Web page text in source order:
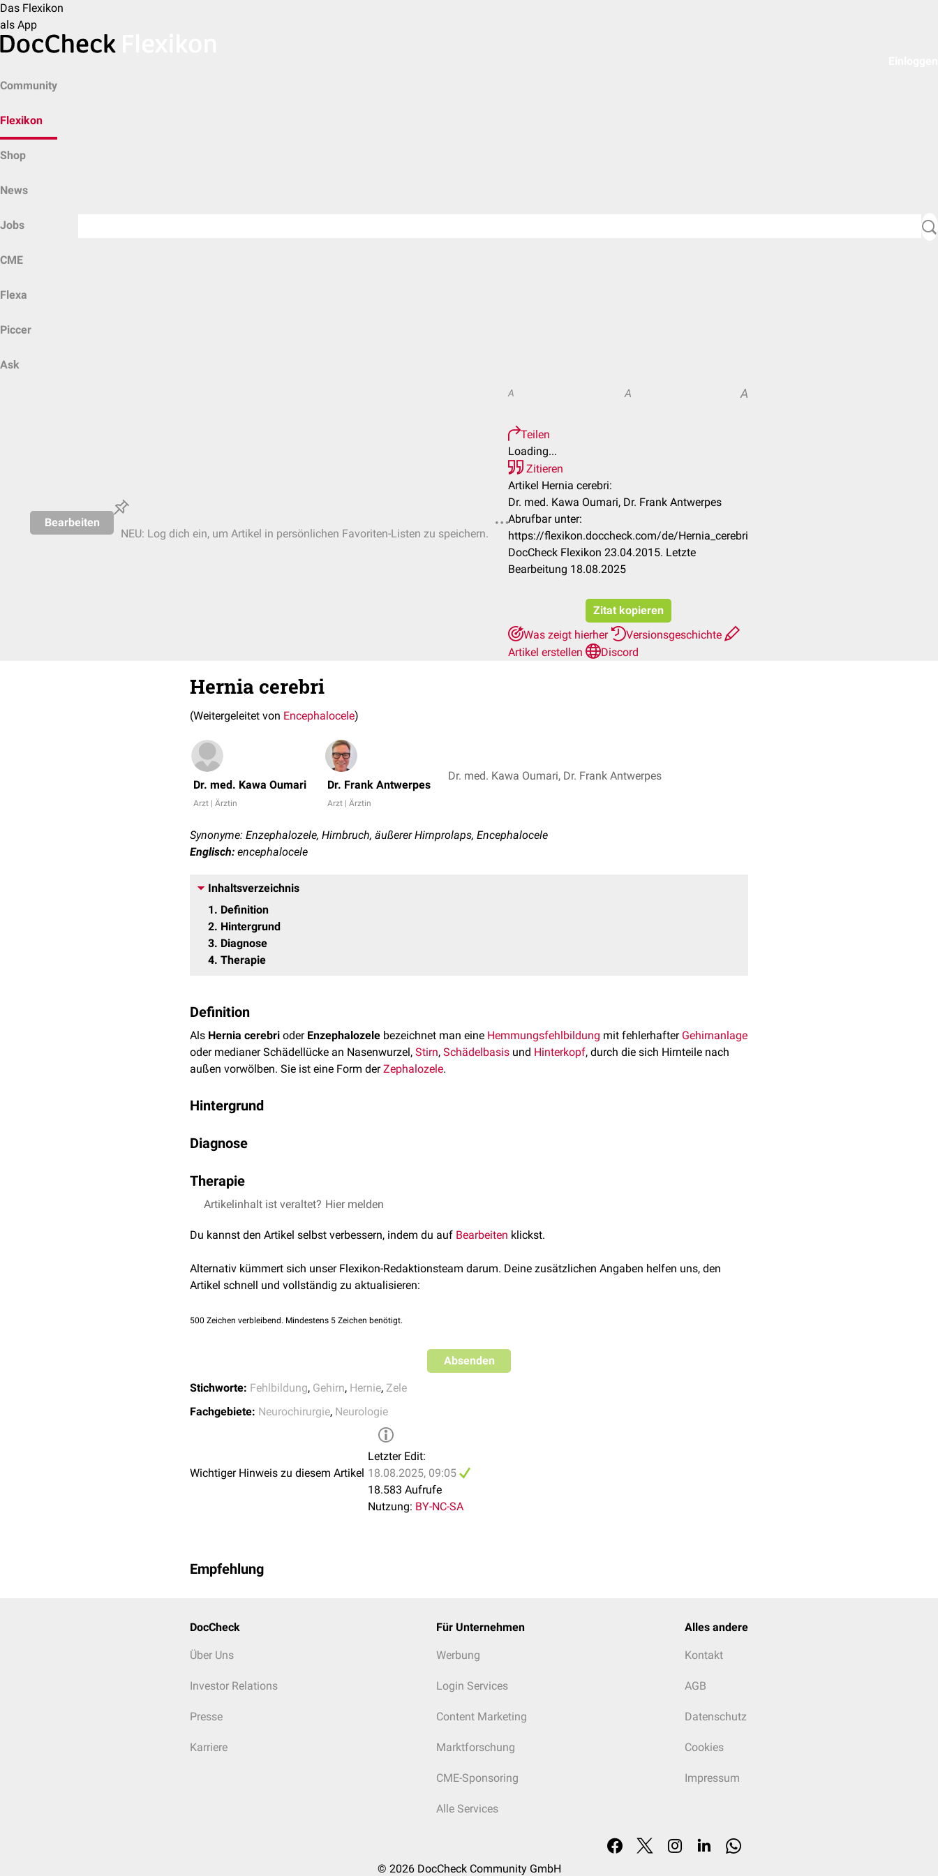
Das Flexikon
als App
Community
Flexikon
Shop
News
Jobs
CME
Flexa
Piccer
Ask
Bearbeiten
NEU: Log dich ein, um Artikel in persönlichen Favoriten-Listen zu speichern.
A A A
Teilen
Loading...
Zitieren
Artikel Hernia cerebri:
Dr. med. Kawa Oumari, Dr. Frank Antwerpes
Abrufbar unter:
https://flexikon.doccheck.com/de/Hernia_cerebri
DocCheck Flexikon 23.04.2015. Letzte
Bearbeitung 18.08.2025
Zitat kopieren
Was zeigt hierher
Versionsgeschichte
Artikel erstellen
Discord
Hernia cerebri
(Weitergeleitet von Encephalocele)
Dr. med. Kawa Oumari
Arzt | Ärztin
Dr. Frank Antwerpes
Arzt | Ärztin
Dr. med. Kawa Oumari, Dr. Frank Antwerpes
Synonyme: Enzephalozele, Hirnbruch, äußerer Hirnprolaps, Encephalocele
Englisch: encephalocele
Inhaltsverzeichnis
1
Definition
2 Hintergrund
3 Diagnose
4 Therapie
Definition
Als Hernia cerebri oder Enzephalozele bezeichnet man eine Hemmungsfehlbildung mit fehlerhafter Gehirnanlage
oder medianer Schädellücke an Nasenwurzel, Stirn, Schädelbasis und Hinterkopf, durch die sich Hirnteile nach
außen vorwölben. Sie ist eine Form derZephalozele.
Hintergrund
(Enzephalozystozele
Diagnose
MRT
Therapie
Die Therapie besteht im Verschluss der
Schädeldefektdeckung. Die Repositionvon sich durch große Lücken vorwölbendem funktionsfähigem
einerLiquorfistelwegen Infektionsgefahr.
Artikelinhalt ist veraltet? Hier melden
Du kannst den Artikel selbst verbessern, indem du auf Bearbeiten klickst.
Alternativ kümmert sich unser Flexikon-Redaktionsteam darum. Deine zusätzlichen Angaben helfen uns, den
Artikel schnell und vollständig zu aktualisieren:
500 Zeichen verbleibend. Mindestens 5 Zeichen benötigt.
Absenden
Stichworte: Fehlbildung, Gehirn, Hernie, Zele
Fachgebiete: Neurochirurgie, Neurologie
Wichtiger Hinweis zu diesem Artikel
Letzter Edit:
18.08.2025, 09:05
18.583 Aufrufe
Nutzung: BY-NC-SA
Empfehlung
DocCheck
Über Uns
Investor Relations
Presse
Karriere
Für Unternehmen
Werbung
Login Services
Content Marketing
Marktforschung
CME-Sponsoring
Alle Services
Alles andere
Kontakt
AGB
Datenschutz
Cookies
Impressum
© 2026 DocCheck Community GmbH